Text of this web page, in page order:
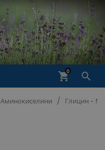

shopping_cart
0
Аминокиселини Глицин –